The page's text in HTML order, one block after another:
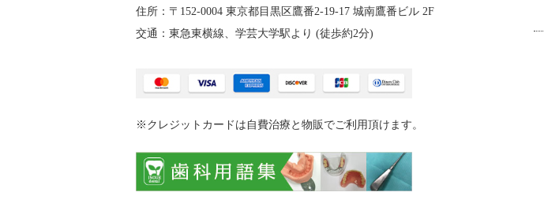
住所：〒152-0004 東京都目黒区鷹番2‐19‐17 城南鷹番ビル 2F
交通：東急東横線、学芸大学駅より (徒歩約2分)
※クレジットカードは自費治療と物販でご利用頂けます。